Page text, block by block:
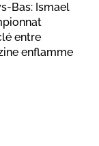
Bas: Ismael
entre
enflamme